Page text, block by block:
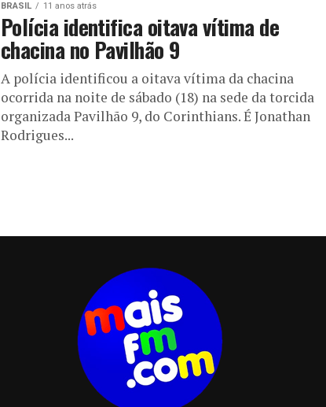
BRASIL 11 anos atrás
Polícia identifica oitava vítima de
chacina no Pavilhão 9
A polícia identificou a oitava vítima da chacina
ocorrida na noite de sábado (18) na sede da torcida
organizada Pavilhão 9, do Corinthians. É Jonathan
Rodrigues...